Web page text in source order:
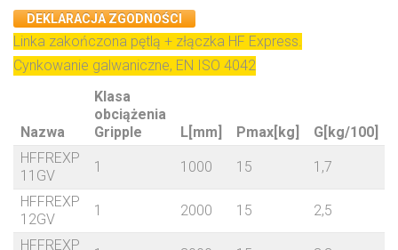
DEKLARACJA ZGODNOŚCI
Linka zakończona pętlą + złączka HF Express.
Cynkowanie galwaniczne, EN ISO 4042
Nazwa
Klasa
obciążenia
Gripple
L[mm] Pmax[kg] G[kg/100]
HFFREXP
11GV
1 1000 15 1,7
HFFREXP
12GV
1 2000 15 2,5
HFFREXP